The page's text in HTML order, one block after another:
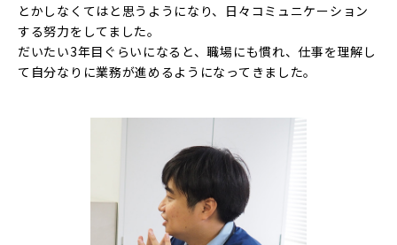
とかしなくてはと思うようになり、日々コミュニケーション
する努力をしてました。
だいたい3年目ぐらいになると、職場にも慣れ、仕事を理解し
て自分なりに業務が進めるようになってきました。